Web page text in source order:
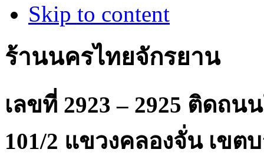
Skip to content
ร้านนครไทยจักรยาน
เลขที่ 2923 – 2925 ติดถ
101/2 แขวงคลองจั่น เขต